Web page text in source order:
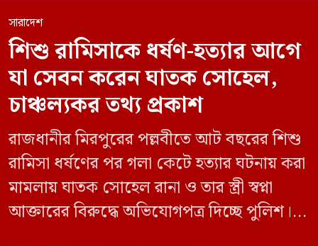
সারাদেশ
শিশু রামিসাকে ধর্ষণ-হত্যার আগে
যা সেবন করেন ঘাতক সোহেল,
চাঞ্চল্যকর তথ্য প্রকাশ
রাজধানীর মিরপুরের পল্লবীতে আট বছরের শিশু
রামিসা ধর্ষণের পর গলা কেটে হত্যার ঘটনায় করা
মামলায় ঘাতক সোহেল রানা ও তার স্ত্রী স্বপ্না
আক্তারের বিরুদ্ধে অভিযোগপত্র দিচ্ছে পুলিশ।